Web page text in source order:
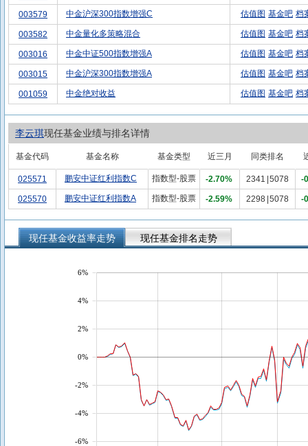
003579 中金沪深300指数增强C 估值图 基金吧 档
003582 中金量化多策略混合 估值图 基金吧 档
003016 中金中证500指数增强A 估值图 基金吧 档
003015 中金沪深300指数增强A 估值图 基金吧 档
001059 中金绝对收益 估值图 基金吧 档
李云琪现任基金业绩与排名详情
基金代码 基金名称 基金类型 近三月 同类排名
025571 鹏安中证红利指数C 指数型-股票 -2.70% 2341 5078 -
025570 鹏安中证红利指数A 指数型-股票 -2.59% 2298 5078 -
现任基金收益率走势 现任基金排名走势
-6%
-4%
-2%
0%
2%
4%
6%